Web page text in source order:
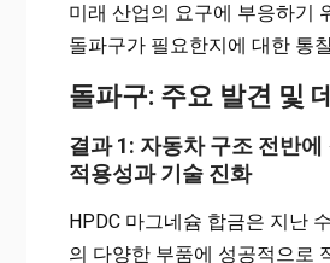
미래 산업의 요구에 부응하기
돌파구가 필요한지에 대한 통
돌파구: 주요 발견 및
결과 1: 자동차 구조 전반
적용성과 기술 진화
HPDC 마그네슘 합금은 지난
의 다양한 부품에 성공적으로